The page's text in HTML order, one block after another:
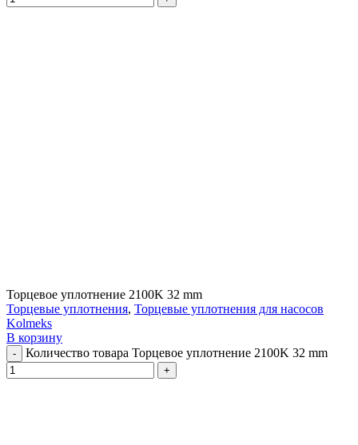
Торцевое уплотнение 2100K 32 mm
Торцевые уплотнения, Торцевые уплотнения для насосов
Kolmeks
В корзину
Количество товара Торцевое уплотнение 2100K 32 mm